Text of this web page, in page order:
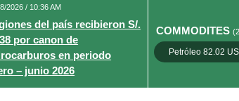
2026 / 10:36 AM
del país recibieron S/.
por canon de
en periodo
– junio 2026
COMMODITES
Petróleo 82.02